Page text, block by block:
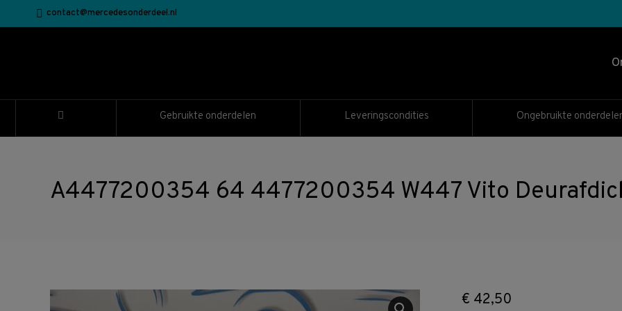
contact@mercedesonderdeel.nl
Gebruikte onderdelen Leveringscondities Ongebruikte
A4477200354 64 4477200354 W447 Vito
€ 42,50